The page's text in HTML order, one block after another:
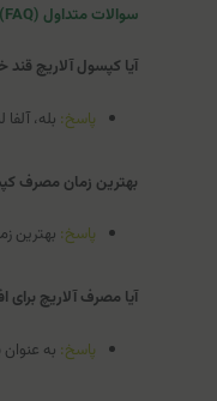
سوالات متداول (FAQ)
آیا کپسول آلاریچ
پاسخ: بله،
بهترین زمان مصرف
پاسخ: بهترین
آیا مصرف آلاریچ برای
پاسخ: به